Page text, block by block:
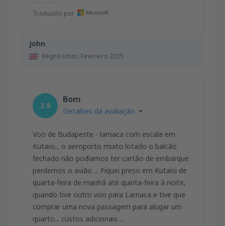
John
Regno Unito, Fevereiro 2025
Traduzido por
3.9
Bom
Detalhes da avaliação
Voo de Budapeste - larnaca com escala em
Kutaisi... o aeroporto muito lotado o balcão
fechado não podíamos ter cartão de embarque
perdemos o avião ... Fiquei preso em Kutaisi de
quarta-feira de manhã até quinta-feira à noite,
quando tive outro voo para Larnaca e tive que
comprar uma nova passagem para alugar um
quarto... custos adicionais ...